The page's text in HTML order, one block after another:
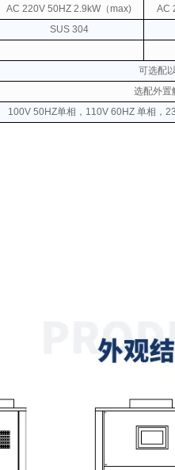
AC 220V 50HZ 2.9kW（max) AC
SUS 304
可选配
选配外置
100V 50HZ单相，110V 60HZ 单相，